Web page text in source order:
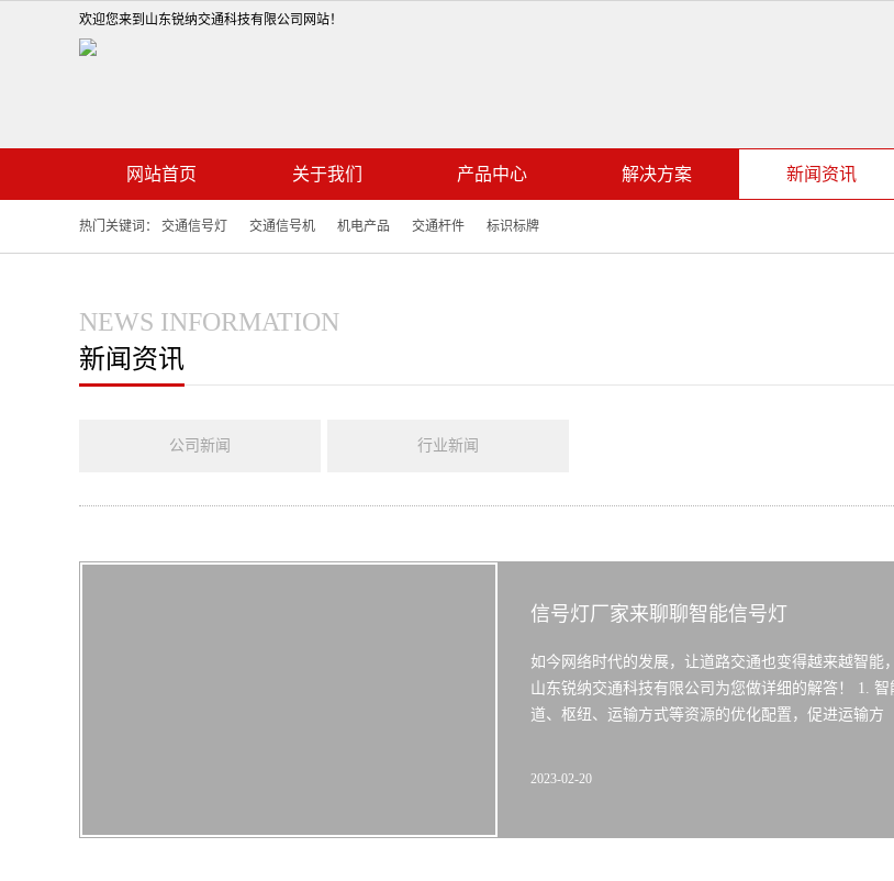
欢迎您来到山东锐纳交通科技有限公司网站！
网站首页 关于我们 产品中心 解决方案 新闻资讯
热门关键词： 交通信号灯 交通信号机 机电产品 交通杆件 标识标牌
NEWS INFORMATION
新闻资讯
公司新闻 行业新闻
信号灯厂家来聊聊智能信号灯
如今网络时代的发展，让道路交通也变得越来越智能
山东锐纳交通科技有限公司为您做详细的解答！ 1.
道、枢纽、运输方式等资源的优化配置，促进运输方
2023-02-20